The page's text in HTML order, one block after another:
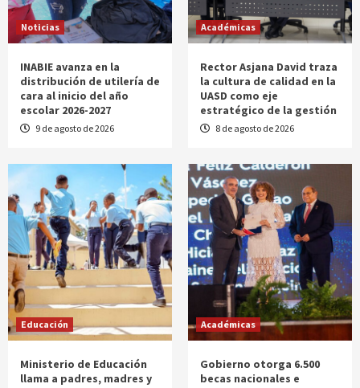
Noticias
INABIE avanza en la
distribución de utilería de
cara al inicio del año
escolar 2026-2027
9 de agosto de 2026
Académicas
Rector Asjana David traza
la cultura de calidad en la
UASD como eje
estratégico de la gestión
8 de agosto de 2026
Educación
Ministerio de Educación
llama a padres, madres y
Académicas
Gobierno otorga 6.500
becas nacionales e